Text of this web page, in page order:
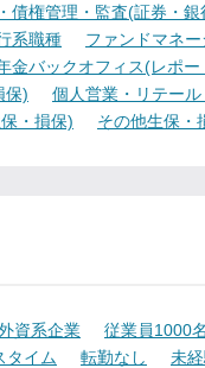
債権管理・監査(証券・銀
系職種
ファンドマネ
金バックオフィス(レポ
保)
個人営業・リテー
・損保) その他生保・
資系企業 従業員1000
タイム 転勤なし 未